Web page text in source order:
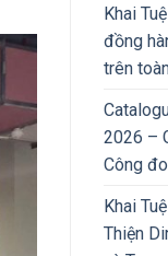
Khai
đồng
trên
2026 –
Công
Khai
Thiện